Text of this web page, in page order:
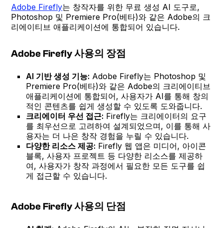
Adobe Firefly는 창작자를 위한 무료 생성 AI 도구로,
Photoshop 및 Premiere Pro(베타)와 같은 Adobe의 크
리에이티브 애플리케이션에 통합되어 있습니다.
Adobe Firefly 사용의 장점
AI 기반 생성 기능: Adobe Firefly는 Photoshop 및
Premiere Pro(베타)와 같은 Adobe의 크리에이티브
애플리케이션에 통합되어, 사용자가 AI를 통해 창의
적인 콘텐츠를 쉽게 생성할 수 있도록 도와줍니다.
크리에이터 우선 접근: Firefly는 크리에이터의 요구
를 최우선으로 고려하여 설계되었으며, 이를 통해 사
용자는 더 나은 창작 경험을 누릴 수 있습니다.
다양한 리소스 제공: Firefly 웹 앱은 미디어, 아이콘
블록, 사용자 프로젝트 등 다양한 리소스를 제공하
여, 사용자가 창작 과정에서 필요한 모든 도구를 쉽
게 접근할 수 있습니다.
Adobe Firefly 사용의 단점